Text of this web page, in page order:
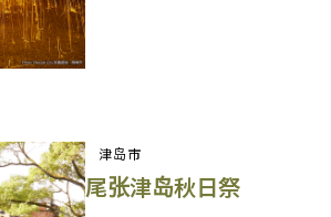
津岛市
尾张津岛秋日祭